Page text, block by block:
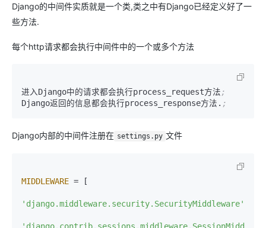
Django的中间件实质就是一个类,类之中有Django已经定义好了一
些方法.
每个http请求都会执行中间件中的一个或多个方法
进入Django中的请求都会执行process_request方法;
Django返回的信息都会执行process_response方法. ;
Django内部的中间件注册在 settings.py 文件
MIDDLEWARE = [
'django.middleware.security.SecurityMiddleware'